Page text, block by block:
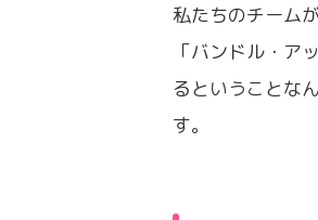
私たちのチーム
「バンドル・ア
るということな
す。